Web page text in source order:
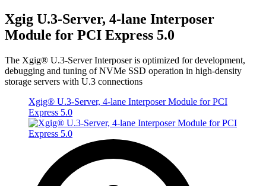
Xgig U.3-Server, 4-lane Interposer
Module for PCI Express 5.0
The Xgig® U.3-Server Interposer is optimized for development,
debugging and tuning of NVMe SSD operation in high-density
storage servers with U.3 connections
Xgig® U.3-Server, 4-lane Interposer Module for PCI
Express 5.0